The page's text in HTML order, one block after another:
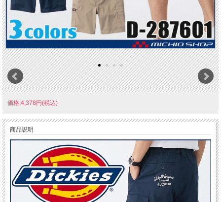
価格:4,378円(税込)
商品説明